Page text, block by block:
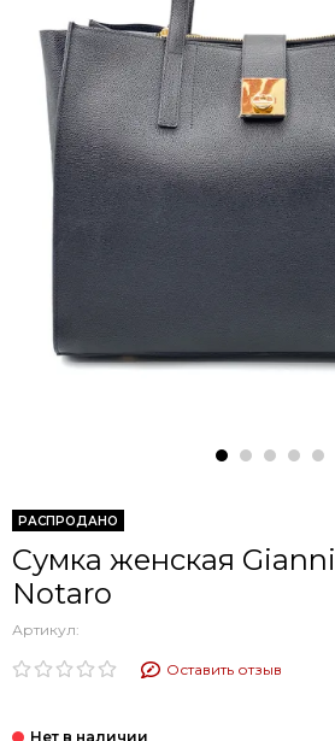
РАСПРОДАНО
Сумка женская Gianni
Notaro
Артикул:
Оставить отзыв